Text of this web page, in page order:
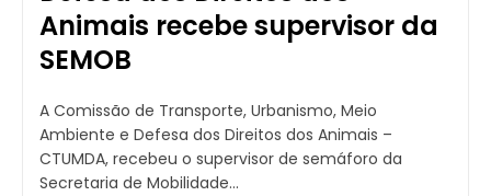
Animais recebe supervisor da
SEMOB
A Comissão de Transporte, Urbanismo, Meio
Ambiente e Defesa dos Direitos dos Animais –
CTUMDA, recebeu o supervisor de semáforo da
Secretaria de Mobilidade...